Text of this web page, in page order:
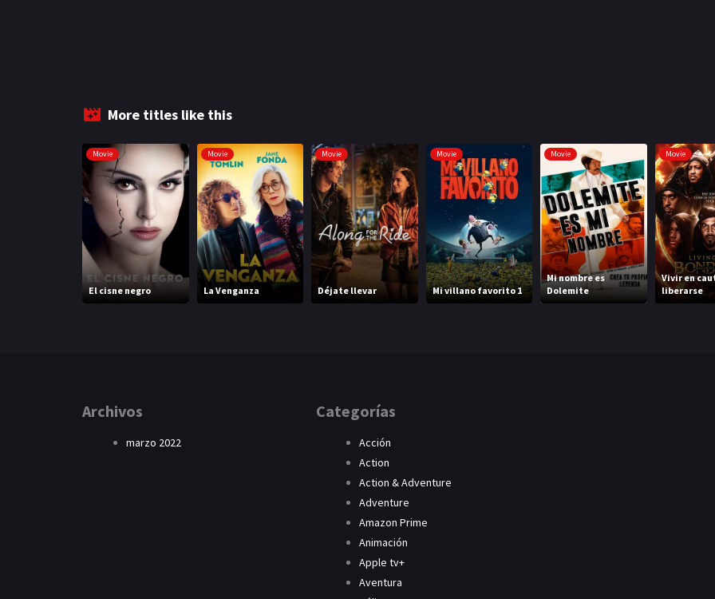
More titles like this
Movie
El cisne negro
Movie
La Venganza
Movie
Déjate llevar
Movie
Mi villano favorito 1
Movie
Mi nombre es
Dolemite
Movie
Vivir en
liberarse
Archivos
marzo 2022
Categorías
Acción
Action
Action & Adventure
Adventure
Amazon Prime
Animación
Apple tv+
Aventura